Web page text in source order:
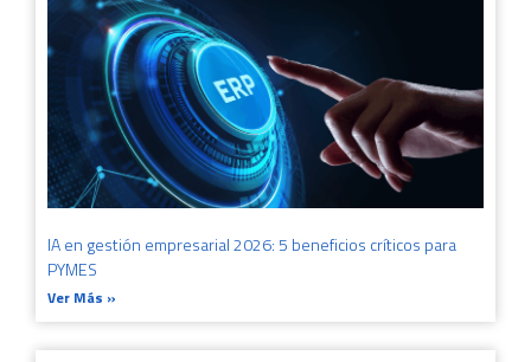
IA en gestión empresarial 2026: 5 beneficios críticos para
PYMES
Ver Más »